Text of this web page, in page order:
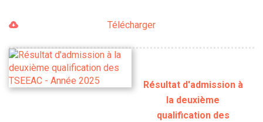
Télécharger
Résultat d'admission à
la deuxième
qualification des